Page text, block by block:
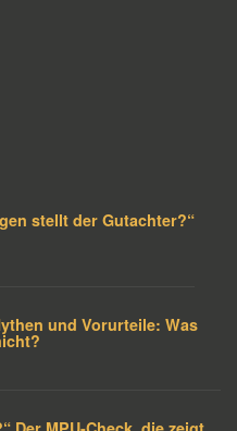
stellt der Gutachter?“
und Vorurteile: Was